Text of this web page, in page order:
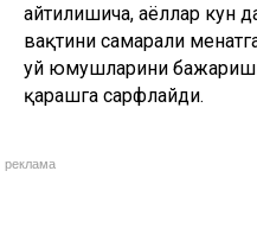
айтилишича, аёллар кун
вақтини самарали
уй юмушларини
қарашга сарфлайди.
реклама